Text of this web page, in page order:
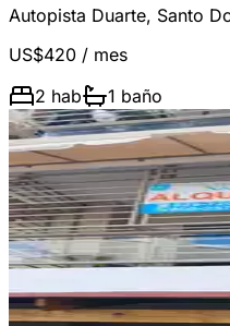
Autopista Duarte, Santo
US$420 / mes
2 hab 1 baño